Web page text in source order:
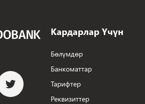
Кардарлар Үчүн
Бөлүмдөр
Банкоматтар
Тарифтер
Реквизиттер